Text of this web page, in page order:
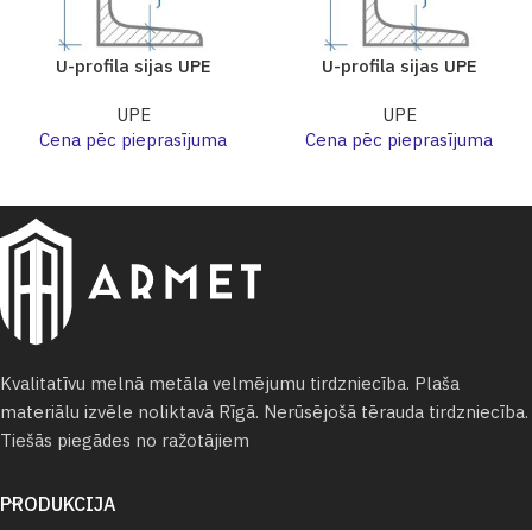
U-profila sijas UPE
UPE
Cena pēc pieprasījuma
U-profila sijas UPE
UPE
Cena pēc pieprasījuma
Kvalitatīvu melnā metāla velmējumu tirdzniecība. Plaša
materiālu izvēle noliktavā Rīgā. Nerūsējošā tērauda tirdzniecība.
Tiešās piegādes no ražotājiem
PRODUKCIJA